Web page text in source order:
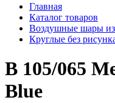
Главная
Каталог товаров
Воздушные шары из
Круглые без
В 105/065
Blue